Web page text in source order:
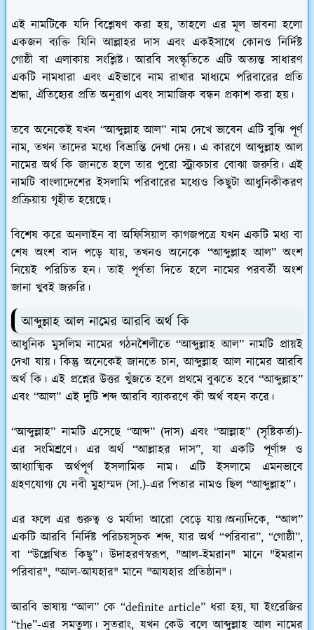
এই নামটিকে যদি বিশ্লেষণ করা হয়, তাহলে এর মূল ভাবনা হলো
একজন ব্যক্তি যিনি আল্লাহর দাস এবং একইসাথে কোনও নির্দিষ্ট
গোষ্ঠী বা এলাকায় সংশ্লিষ্ট। আরবি সংস্কৃতিতে এটি অত্যন্ত সাধারণ
একটি নামধারা এবং এইভাবে নাম রাখার মাধ্যমে পরিবারের প্রতি
শ্রদ্ধা, ঐতিহ্যের প্রতি অনুরাগ এবং সামাজিক বন্ধন প্রকাশ করা হয়।
তবে অনেকেই যখন “আব্দুল্লাহ আল” নাম দেখে ভাবেন এটি বুঝি পূর্ণ
নাম, তখন তাদের মধ্যে বিভ্রান্তি দেখা দেয়। এ কারণে আব্দুল্লাহ আল
নামের অর্থ কি জানতে হলে তার পুরো স্ট্রাকচার বোঝা জরুরি। এই
নামটি বাংলাদেশের ইসলামি পরিবারের মধ্যেও কিছুটা আধুনিকীকরণ
প্রক্রিয়ায় গৃহীত হয়েছে।
বিশেষ করে অনলাইন বা অফিসিয়াল কাগজপত্রে যখন একটি মধ্য বা
শেষ অংশ বাদ পড়ে যায়, তখনও অনেকে “আব্দুল্লাহ আল” অংশ
নিয়েই পরিচিত হন। তাই পূর্ণতা দিতে হলে নামের পরবর্তী অংশ
জানা খুবই জরুরি।
আব্দুল্লাহ আল নামের আরবি অর্থ কি
আধুনিক মুসলিম নামের গঠনশৈলীতে “আব্দুল্লাহ আল” নামটি প্রায়ই
দেখা যায়। কিন্তু অনেকেই জানতে চান, আব্দুল্লাহ আল নামের আরবি
অর্থ কি। এই প্রশ্নের উত্তর খুঁজতে হলে প্রথমে বুঝতে হবে “আব্দুল্লাহ”
এবং “আল” এই দুটি শব্দ আরবি ব্যাকরণে কী অর্থ বহন করে।
“আব্দুল্লাহ” নামটি এসেছে “আব্দ” (দাস) এবং “আল্লাহ” (সৃষ্টিকর্তা)-
এর সংমিশ্রণে। এর অর্থ “আল্লাহর দাস”, যা একটি পূর্ণাঙ্গ ও
আধ্যাত্মিক অর্থপূর্ণ ইসলামিক নাম। এটি ইসলামে এমনভাবে
গ্রহণযোগ্য যে নবী মুহাম্মদ (সা.)-এর পিতার নামও ছিল “আব্দুল্লাহ”।
এর ফলে এর গুরুত্ব ও মর্যাদা আরো বেড়ে যায়।অন্যদিকে, “আল”
একটি আরবি নির্দিষ্ট পরিচয়সূচক শব্দ, যার অর্থ “পরিবার”, “গোষ্ঠী”,
বা “উল্লেখিত কিছু”। উদাহরণস্বরূপ, "আল-ইমরান" মানে "ইমরান
পরিবার", "আল-আযহার" মানে "আযহার প্রতিষ্ঠান"।
আরবি ভাষায় “আল” কে “definite article” ধরা হয়, যা ইংরেজির
“the”-এর সমতুল্য। সুতরাং, যখন কেউ বলে আব্দুল্লাহ আল নামের